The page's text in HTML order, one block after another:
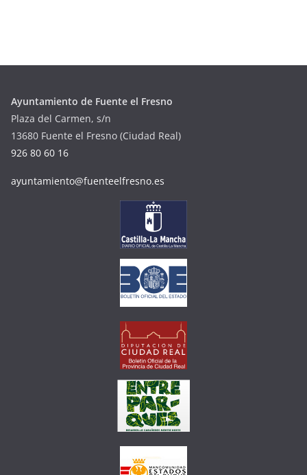
Ayuntamiento de Fuente el Fresno
Plaza del Carmen, s/n
13680 Fuente el Fresno (Ciudad Real)
926 80 60 16
ayuntamiento@fuenteelfresno.es